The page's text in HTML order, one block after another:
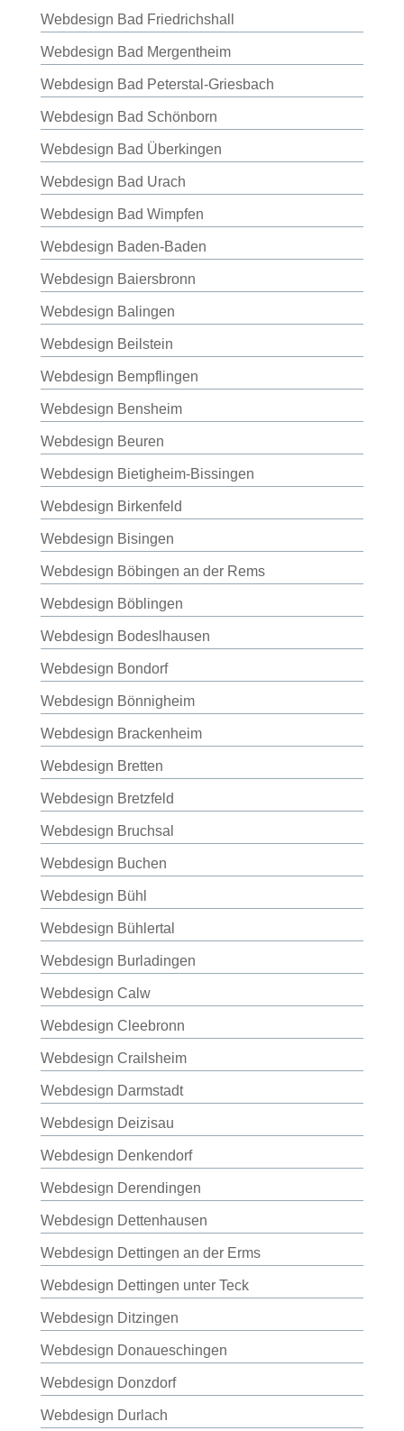
Webdesign Bad Friedrichshall
Webdesign Bad Mergentheim
Webdesign Bad Peterstal-Griesbach
Webdesign Bad Schönborn
Webdesign Bad Überkingen
Webdesign Bad Urach
Webdesign Bad Wimpfen
Webdesign Baden-Baden
Webdesign Baiersbronn
Webdesign Balingen
Webdesign Beilstein
Webdesign Bempflingen
Webdesign Bensheim
Webdesign Beuren
Webdesign Bietigheim-Bissingen
Webdesign Birkenfeld
Webdesign Bisingen
Webdesign Böbingen an der Rems
Webdesign Böblingen
Webdesign Bodeslhausen
Webdesign Bondorf
Webdesign Bönnigheim
Webdesign Brackenheim
Webdesign Bretten
Webdesign Bretzfeld
Webdesign Bruchsal
Webdesign Buchen
Webdesign Bühl
Webdesign Bühlertal
Webdesign Burladingen
Webdesign Calw
Webdesign Cleebronn
Webdesign Crailsheim
Webdesign Darmstadt
Webdesign Deizisau
Webdesign Denkendorf
Webdesign Derendingen
Webdesign Dettenhausen
Webdesign Dettingen an der Erms
Webdesign Dettingen unter Teck
Webdesign Ditzingen
Webdesign Donaueschingen
Webdesign Donzdorf
Webdesign Durlach